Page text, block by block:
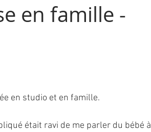
en famille -
en studio et en famille.
était ravi de me parler du bébé à